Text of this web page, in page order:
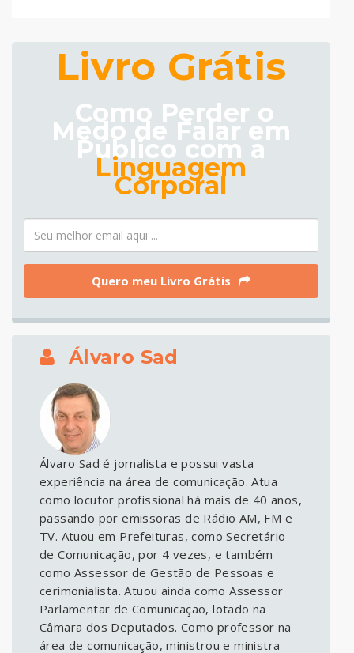
Livro Grátis
Como Perder o
Medo de Falar em
Público com a
Linguagem
Corporal
Quero meu Livro Grátis
Álvaro Sad
Álvaro Sad é jornalista e possui vasta
experiência na área de comunicação. Atua
como locutor profissional há mais de 40 anos,
passando por emissoras de Rádio AM, FM e
TV. Atuou em Prefeituras, como Secretário
de Comunicação, por 4 vezes, e também
como Assessor de Gestão de Pessoas e
cerimonialista. Atuou ainda como Assessor
Parlamentar de Comunicação, lotado na
Câmara dos Deputados. Como professor na
área de comunicação, ministrou e ministra